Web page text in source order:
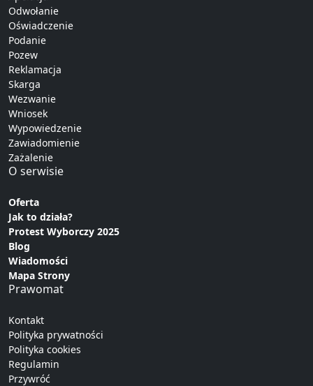
Odwołanie
Oświadczenie
Podanie
Pozew
Reklamacja
Skarga
Wezwanie
Wniosek
Wypowiedzenie
Zawiadomienie
Zażalenie
O serwisie
Oferta
Jak to działa?
Protest Wyborczy 2025
Blog
Wiadomości
Mapa Strony
Prawomat
Kontakt
Polityka prywatności
Polityka cookies
Regulamin
Przywróć